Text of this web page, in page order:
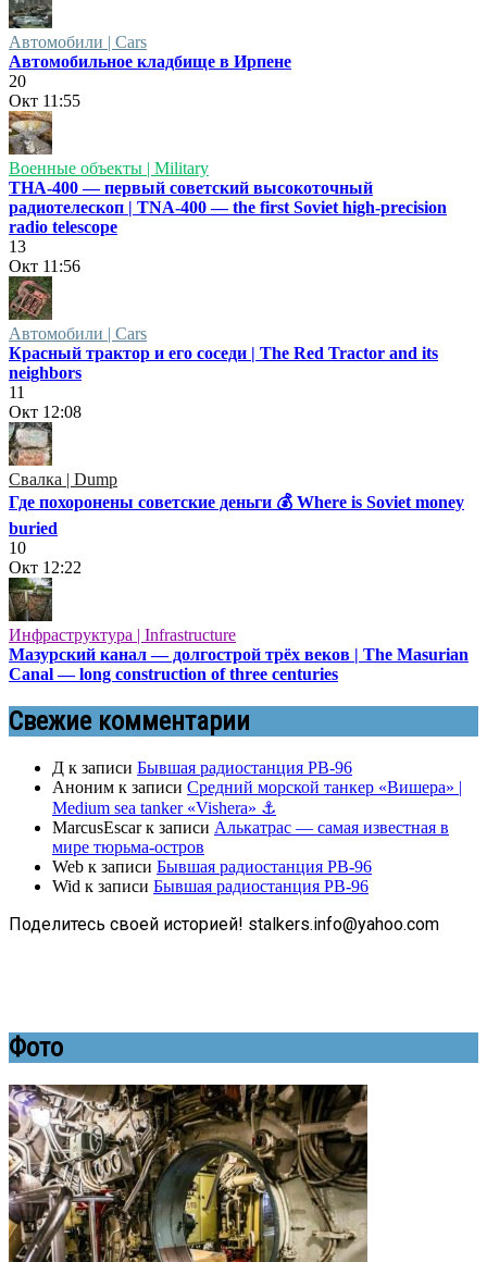
Автомобили | Cars
Автомобильное кладбище в Ирпене
20
Окт 11:55
Военные объекты | Military
ТНА-400 — первый советский высокоточный
радиотелескоп | TNA-400 — the first Soviet high-precision
radio telescope
13
Окт 11:56
Автомобили | Cars
Красный трактор и его соседи | The Red Tractor and its
neighbors
11
Окт 12:08
Свалка | Dump
Где похоронены советские деньги 💰 Where is Soviet money
buried
10
Окт 12:22
Инфраструктура | Infrastructure
Мазурский канал — долгострой трёх веков | The Masurian
Canal — long construction of three centuries
Свежие комментарии
Д к записи Бывшая радиостанция РВ-96
Аноним к записи Средний морской танкер «Вишера» |
Medium sea tanker «Vishera» ⚓
MarcusEscarк записи Алькатрас — самая известная в
мире тюрьма-остров
Web к записи Бывшая радиостанция РВ-96
Wid к записи Бывшая радиостанция РВ-96
Поделитесь своей историей! stalkers.info@yahoo.com
Фото